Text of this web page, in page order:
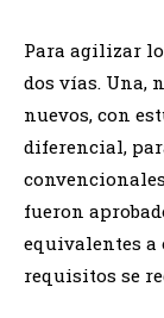
Para agilizar
dos vías. Una,
nuevos, con
diferencial,
fueron
equivalentes a
requisitos se